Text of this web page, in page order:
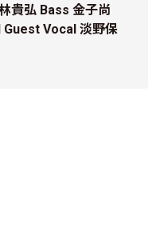
貴弘 Bass 金子尚
Vocal 淡野保